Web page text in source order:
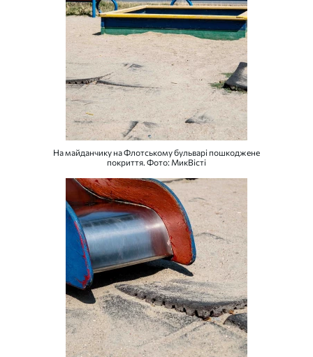
На майданчику на Флотському бульварі пошкоджене
покриття. Фото: МикВісті